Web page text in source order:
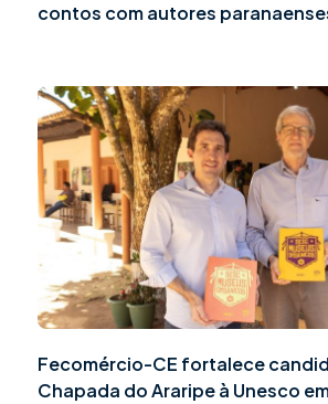
contos com autores
Fecomércio-CE fortalece
Chapada do Araripe à Unesco